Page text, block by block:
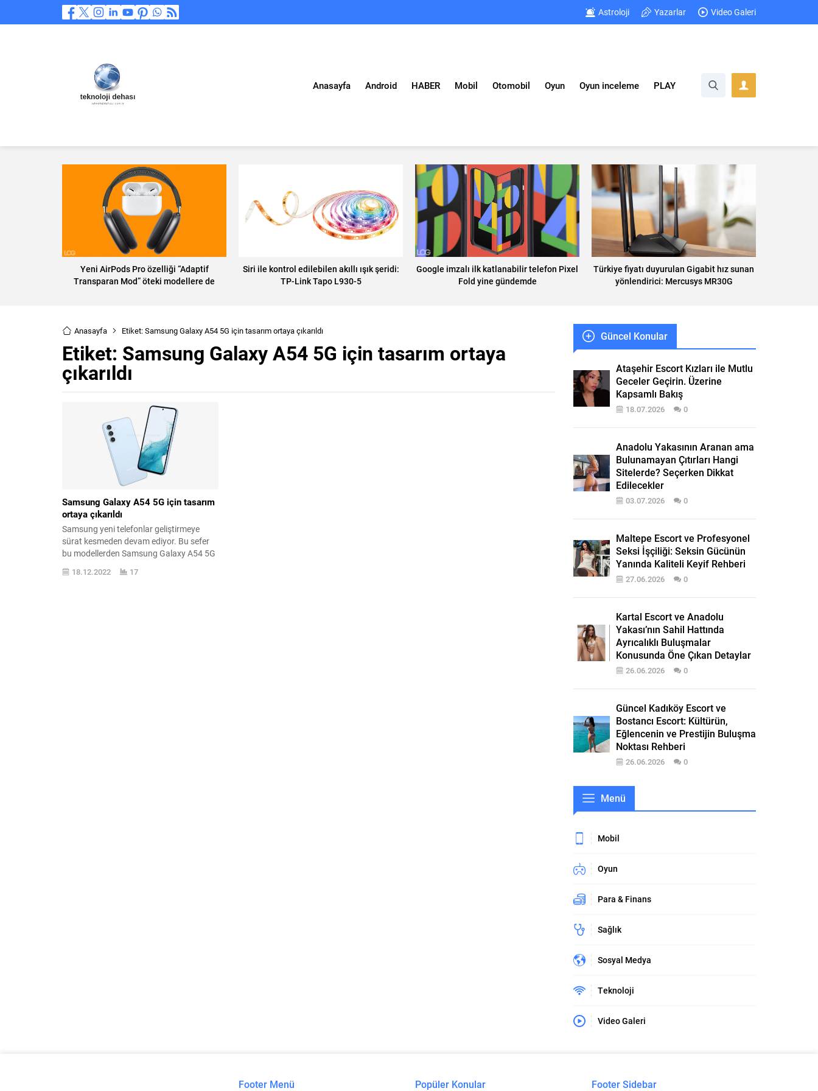
Astroloji Yazarlar Video Galeri
Anasayfa Android HABER Mobil Otomobil Oyun Oyun inceleme PLAY
Yeni AirPods Pro özelliği “Adaptif
Transparan Mod” öteki modellere de
Siri ile kontrol edilebilen akıllı ışık şeridi:
TP-Link Tapo L930-5
Google imzalı ilk katlanabilir telefon Pixel
Fold yine gündemde
Türkiye fiyatı duyurulan Gigabit hız sunan
yönlendirici: Mercusys MR30G
Anasayfa Etiket: Samsung Galaxy A54 5G için tasarım ortaya çıkarıldı
Etiket: Samsung Galaxy A54 5G için tasarım ortaya
çıkarıldı
Samsung Galaxy A54 5G için tasarım
ortaya çıkarıldı
Samsung yeni telefonlar geliştirmeye
sürat kesmeden devam ediyor. Bu sefer
bu modellerden Samsung Galaxy A54 5G
gündemde. Çıktığı zaman çok geniş bir
kitleye hitap edecek ve büyük satış
18.12.2022 17
Güncel Konular
Ataşehir Escort Kızları ile Mutlu
Geceler Geçirin. Üzerine
Kapsamlı Bakış
18.07.2026 0
Anadolu Yakasının Aranan ama
Bulunamayan Çıtırları Hangi
Sitelerde? Seçerken Dikkat
Edilecekler
03.07.2026 0
Maltepe Escort ve Profesyonel
Seksi İşçiliği: Seksin Gücünün
Yanında Kaliteli Keyif Rehberi
27.06.2026 0
Kartal Escort ve Anadolu
Yakası’nın Sahil Hattında
Ayrıcalıklı Buluşmalar
Konusunda Öne Çıkan Detaylar
26.06.2026 0
Güncel Kadıköy Escort ve
Bostancı Escort: Kültürün,
Eğlencenin ve Prestijin Buluşma
Noktası Rehberi
26.06.2026 0
Menü
Mobil
Oyun
Para & Finans
Sağlık
Sosyal Medya
Teknoloji
Video Galeri
Footer Menü Popüler Konular Footer Sidebar